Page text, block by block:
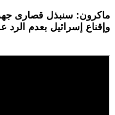
ماكرون: سنبذل قصارى
وإقناع إسرائيل بعدم الرد